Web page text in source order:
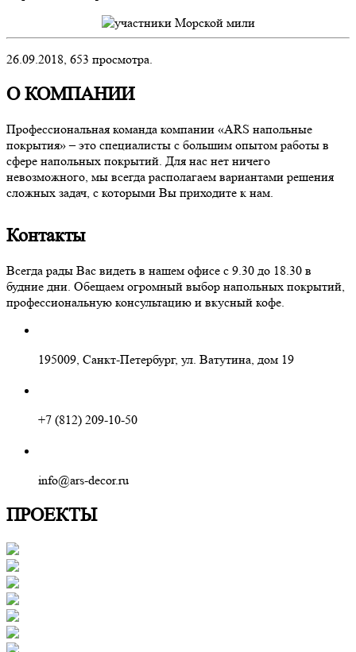
26.09.2018, 653 просмотра.
О КОМПАНИИ
Профессиональная команда компании «ARS напольные
покрытия» – это специалисты с большим опытом работы в
сфере напольных покрытий. Для нас нет ничего
невозможного, мы всегда располагаем вариантами решения
сложных задач, с которыми Вы приходите к нам.
Контакты
Всегда рады Вас видеть в нашем офисе с 9.30 до 18.30 в
будние дни. Обещаем огромный выбор напольных покрытий,
профессиональную консультацию и вкусный кофе.
195009, Санкт-Петербург, ул. Ватутина, дом 19
+7 (812) 209-10-50
info@ars-decor.ru
ПРОЕКТЫ